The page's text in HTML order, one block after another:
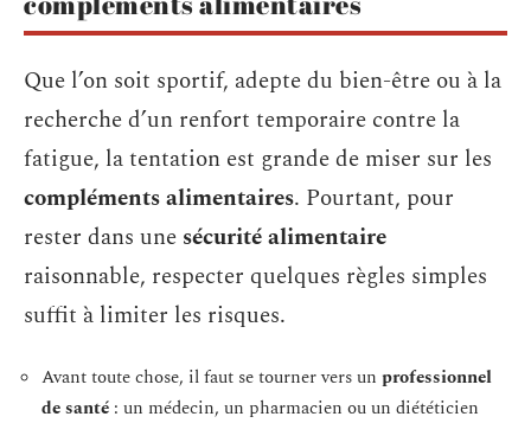
Que l’on soit sportif, adepte du bien-être ou à la
recherche d’un renfort temporaire contre la
fatigue, la tentation est grande de miser sur les
compléments alimentaires. Pourtant, pour
rester dans une sécurité alimentaire
raisonnable, respecter quelques règles simples
suffit à limiter les risques.
Avant toute chose, il faut se tourner vers un professionnel
de santé : un médecin, un pharmacien ou un diététicien